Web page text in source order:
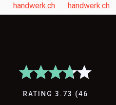
handwerk.ch
handwerk.ch
RATING 3.73 (46